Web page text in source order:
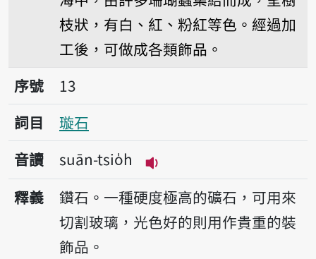
枝狀，有白、紅、粉紅等色。經過加
工後，可做成各類飾品。
序號13璇石
序號
13
詞目
璇石
音讀
suān-tsio̍h
播放音讀suān-tsio̍h
釋義
鑽石。一種硬度極高的礦石，可用來
切割玻璃，光色好的則用作貴重的裝
飾品。